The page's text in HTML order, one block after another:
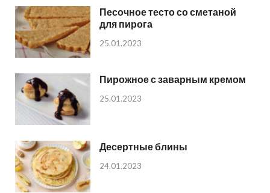
Песочное тесто со сметаной
для пирога
25.01.2023
Пирожное с заварным кремом
25.01.2023
Десертные блины
24.01.2023